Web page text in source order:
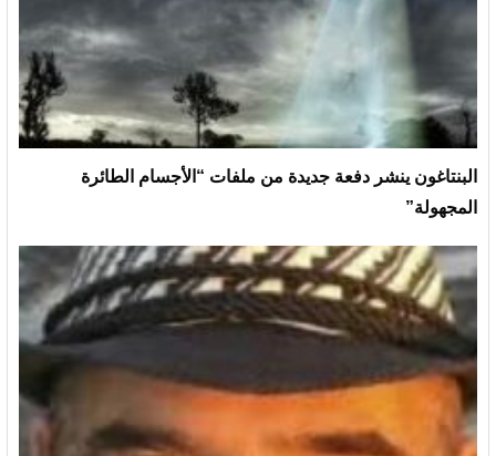
البنتاغون ينشر دفعة جديدة من ملفات “الأجسام الطائرة
المجهولة”